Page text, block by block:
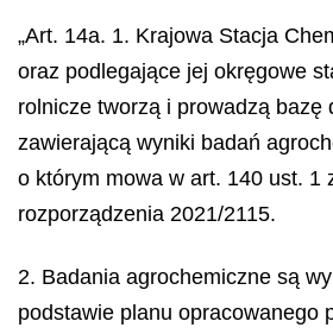
„Art. 14a. 1. Krajowa Stacja
oraz podlegające jej okręgowe
rolnicze tworzą i prowadzą bazę
zawierającą wyniki badań
o którym mowa w art. 140 ust. 1
rozporządzenia 2021/2115.
2. Badania agrochemiczne są
podstawie planu opracowanego